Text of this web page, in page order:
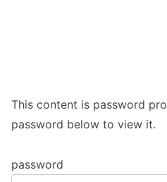
This content is password
password below to view it.
password